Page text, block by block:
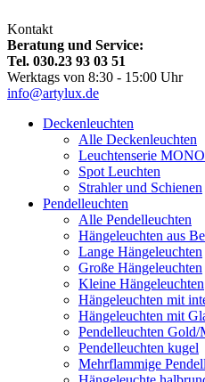
Kontakt
Beratung und Service:
Tel. 030.23 93 03 51
Werktags von 8:30 - 15:00 Uhr
info@artylux.de
Deckenleuchten
Alle Deckenleuchten
Leuchtenserie
Spot Leuchten
Strahler und Schienen
Pendelleuchten
Alle Pendelleuchten
Hängeleuchten aus
Lange Hängeleuchten
Große Hängeleuchten
Kleine Hängeleuchten
Hängeleuchten mit
Hängeleuchten mit
Pendelleuchten Gold/
Pendelleuchten kugel
Mehrflammige